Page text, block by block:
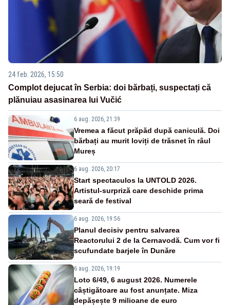
24 feb. 2026, 15:50
Complot dejucat în Serbia: doi bărbați, suspectați că
plănuiau asasinarea lui Vučić
6 aug. 2026, 21:39
Vremea a făcut prăpăd după caniculă. Doi
bărbați au murit loviți de trăsnet în râul
Mureș
6 aug. 2026, 20:17
Start spectaculos la UNTOLD 2026.
Artistul-surpriză care deschide prima
seară de festival
6 aug. 2026, 19:56
Planul decisiv pentru salvarea
Reactorului 2 de la Cernavodă. Cum vor fi
scufundate barjele în Dunăre
6 aug. 2026, 19:19
Loto 6/49, 6 august 2026. Numerele
câștigătoare au fost anunțate. Miza
depășește 9 milioane de euro